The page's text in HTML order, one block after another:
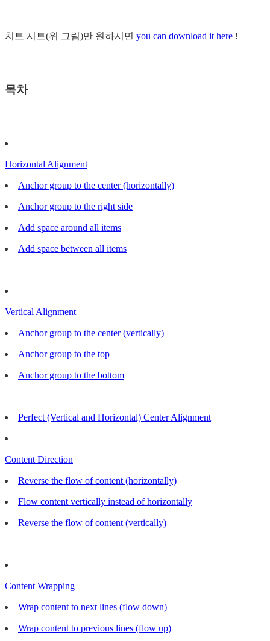
치트 시트(위 그림)만 원하시면 you can download it here !
목차
Horizontal Alignment
Anchor group to the center (horizontally)
Anchor group to the right side
Add space around all items
Add space between all items
Vertical Alignment
Anchor group to the center (vertically)
Anchor group to the top
Anchor group to the bottom
Perfect (Vertical and Horizontal) Center Alignment
Content Direction
Reverse the flow of content (horizontally)
Flow content vertically instead of horizontally
Reverse the flow of content (vertically)
Content Wrapping
Wrap content to next lines (flow down)
Wrap content to previous lines (flow up)